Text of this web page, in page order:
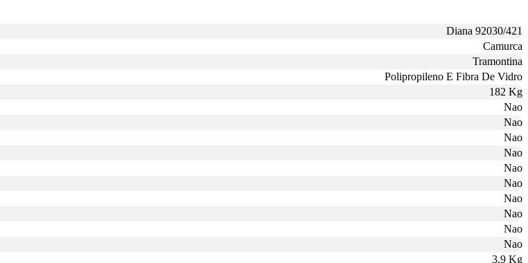
Diana 92030/421
Camurca
Tramontina
Polipropileno E Fibra De Vidro
182 Kg
Nao
Nao
Nao
Nao
Nao
Nao
Nao
Nao
Nao
Nao
3,9 Kg